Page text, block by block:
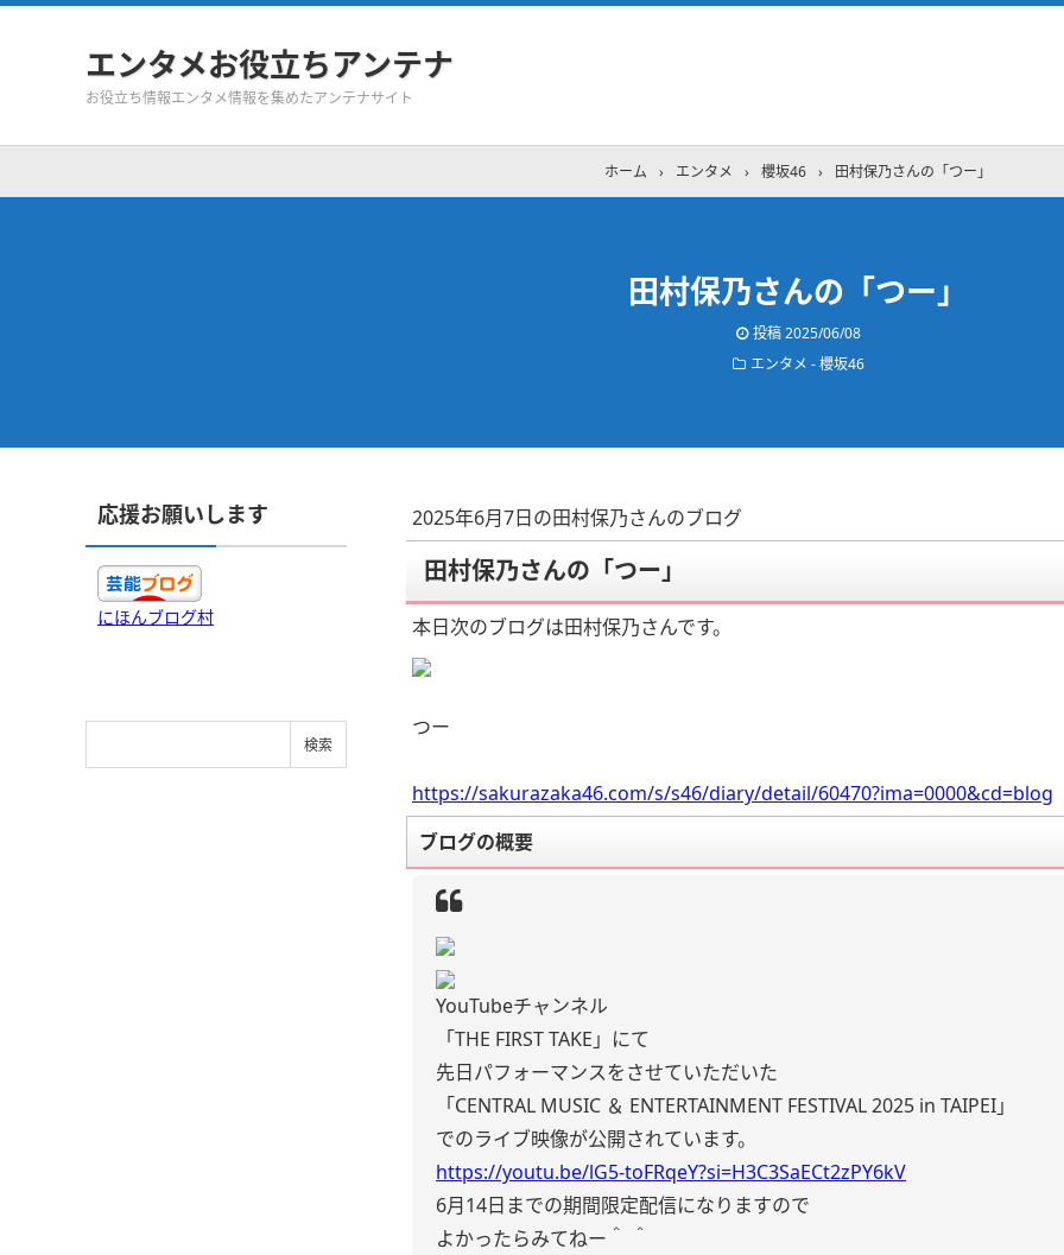
エンタメお役立ちアンテナ
お役立ち情報エンタメ情報を集めたアンテナサイト
ホーム › エンタメ › 櫻坂46 › 田村保乃さんの「つー」
田村保乃さんの「つー」
投稿2025/06/08
エンタメ - 櫻坂46
2025年6月7日の田村保乃さんのブログ
田村保乃さんの「つー」
本日次のブログは田村保乃さんです。
つー
https://sakurazaka46.com/s/s46/diary/detail/60470?ima=0000&cd=blog
ブログの概要
YouTubeチャンネル
「THE FIRST TAKE」にて
先日パフォーマンスをさせていただいた
「CENTRAL MUSIC ＆ ENTERTAINMENT FESTIVAL 2025 in TAIPEI」
でのライブ映像が公開されています。
https://youtu.be/lG5-toFRqeY?si=H3C3SaECt2zPY6kV
6月14日までの期間限定配信になりますので
よかったらみてねー‪＾‬ ‪＾‬
応援お願いします
にほんブログ村